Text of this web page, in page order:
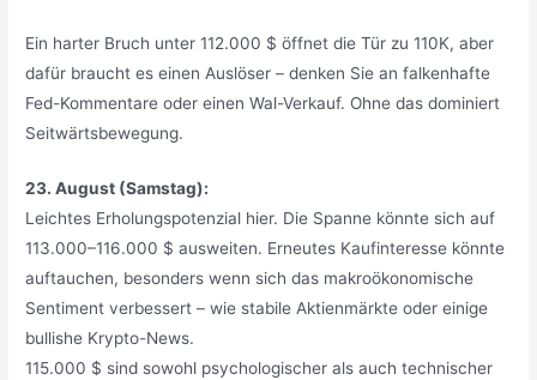
Ein harter Bruch unter 112.000 $ öffnet die Tür zu 110K, aber
dafür braucht es einen Auslöser – denken Sie an falkenhafte
Fed-Kommentare oder einen Wal-Verkauf. Ohne das dominiert
Seitwärtsbewegung.
23. August (Samstag):
Leichtes Erholungspotenzial hier. Die Spanne könnte sich auf
113.000–116.000 $ ausweiten. Erneutes Kaufinteresse könnte
auftauchen, besonders wenn sich das makroökonomische
Sentiment verbessert – wie stabile Aktienmärkte oder einige
bullishe Krypto-News.
115.000 $ sind sowohl psychologischer als auch technischer